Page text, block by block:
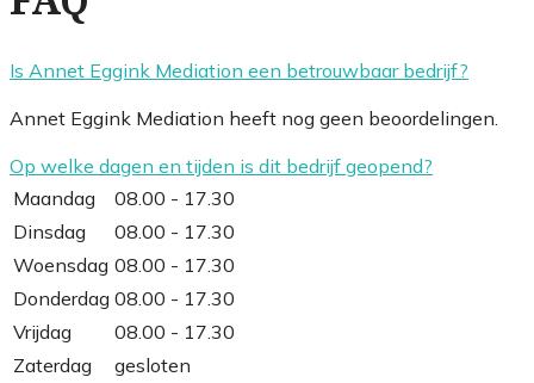
Is Annet Eggink Mediation een betrouwbaar bedrijf?
Annet Eggink Mediation heeft nog geen beoordelingen.
Op welke dagen en tijden is dit bedrijf geopend?
Maandag
08.00 - 17.30
Dinsdag
08.00 - 17.30
Woensdag 08.00 - 17.30
Donderdag 08.00 - 17.30
Vrijdag
08.00 - 17.30
Zaterdag
gesloten